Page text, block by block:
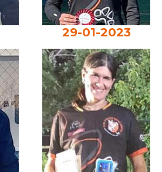
29-01-2023